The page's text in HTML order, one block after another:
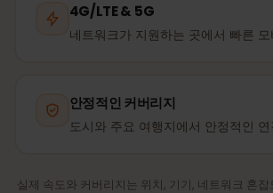
4G/LTE & 5G
네트워크가 지원하는 곳에서 빠른
안정적인 커버리지
도시와 주요 여행지에서 안정적인 연
실제 속도와 커버리지는 위치, 기기, 네트워크 혼